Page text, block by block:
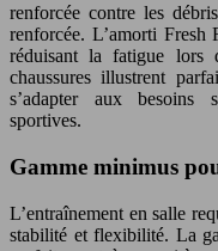
renforcée contre les
renforcée. L’amorti Fresh
réduisant la fatigue lors
chaussures illustrent
s’adapter aux besoins
sportives.
Gamme minimus
L’entraînement en salle
stabilité et flexibilité. La